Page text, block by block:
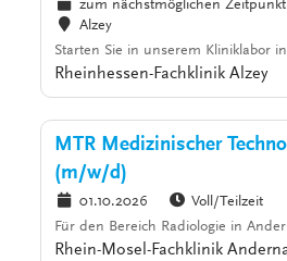
zum nächstmöglichen Zeitpunkt
Alzey
Starten Sie in unserem Kliniklabor
Rheinhessen-Fachklinik Alzey
MTR Medizinischer
(m/w/d)
01.10.2026 Voll/Teilzeit
Für den Bereich Radiologie in
Rhein-Mosel-Fachklinik